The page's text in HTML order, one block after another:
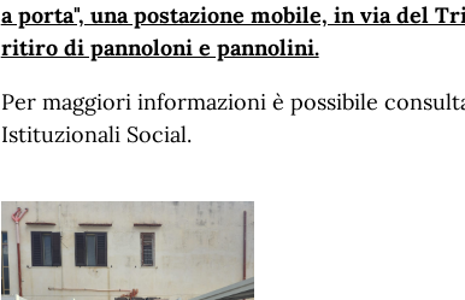
a porta", una postazione mobile, in via del
ritiro di pannoloni e pannolini.
Per maggiori informazioni è possibile
Istituzionali Social.